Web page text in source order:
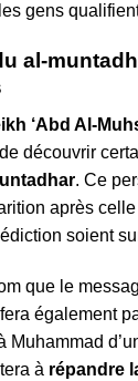
gens
al-
‘Abd Al-
découvrir
. Ce
après
soient
que le
également
Muhammad
à répandre